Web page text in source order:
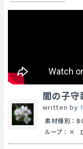
闇の子守
written by
素材種別 ：
ループ ：